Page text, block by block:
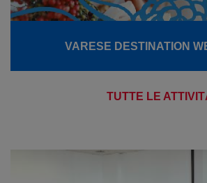
VARESE DESTINATION
TUTTE LE